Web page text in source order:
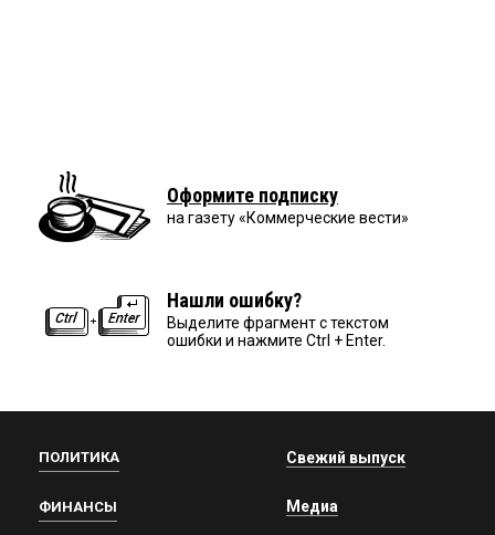
Оформите подписку
на газету «Коммерческие вести»
Нашли ошибку?
Выделите фрагмент с текстом
ошибки и нажмите Ctrl + Enter.
ПОЛИТИКА
ФИНАНСЫ
Свежий выпуск
Медиа